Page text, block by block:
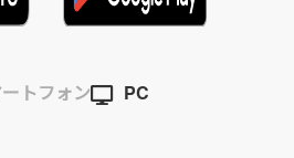
トフォン PC